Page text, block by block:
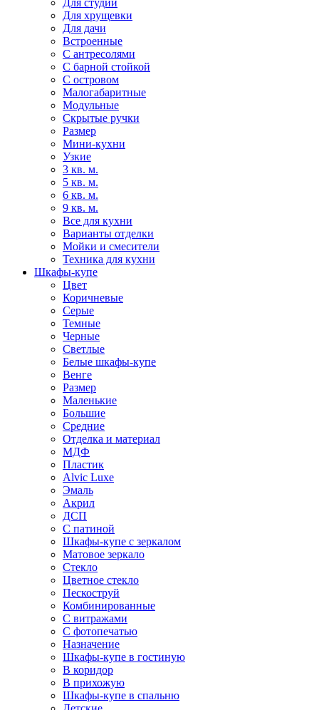
Для студии
Для хрущевки
Для дачи
Встроенные
С антресолями
С барной стойкой
С островом
Малогабаритные
Модульные
Скрытые ручки
Размер
Мини-кухни
Узкие
3 кв. м.
5 кв. м.
6 кв. м.
9 кв. м.
Все для кухни
Варианты отделки
Мойки и смесители
Техника для кухни
Шкафы-купе
Цвет
Коричневые
Серые
Темные
Черные
Светлые
Белые шкафы-купе
Венге
Размер
Маленькие
Большие
Средние
Отделка и материал
МДФ
Пластик
Alvic Luxe
Эмаль
Акрил
ДСП
С патиной
Шкафы-купе с зеркалом
Матовое зеркало
Стекло
Цветное стекло
Пескоструй
Комбинированные
С витражами
С фотопечатью
Назначение
Шкафы-купе в гостиную
В коридор
В прихожую
Шкафы-купе в спальню